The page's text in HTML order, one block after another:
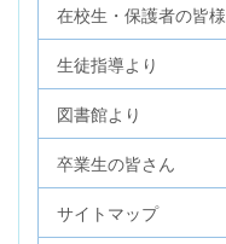
在校生・保護者の皆様
生徒指導より
図書館より
卒業生の皆さん
サイトマップ